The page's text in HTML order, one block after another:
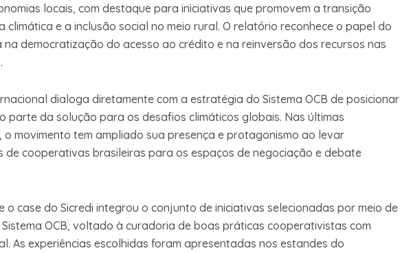
locais, com destaque para iniciativas que promovem a transição
climática e a inclusão social no meio rural. O relatório reconhece o papel do
democratização do acesso ao crédito e na reinversão dos recursos nas
dialoga diretamente com a estratégia do Sistema OCB de posicionar
parte da solução para os desafios climáticos globais. Nas últimas
o movimento tem ampliado sua presença e protagonismo ao levar
de cooperativas brasileiras para os espaços de negociação e debate
o case do Sicredi integrou o conjunto de iniciativas selecionadas por meio de
OCB, voltado à curadoria de boas práticas cooperativistas com
As experiências escolhidas foram apresentadas nos estandes do